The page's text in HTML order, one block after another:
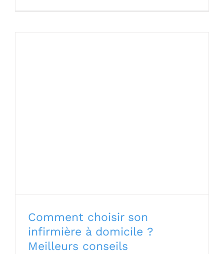
Comment choisir son
infirmière à domicile ?
Meilleurs conseils